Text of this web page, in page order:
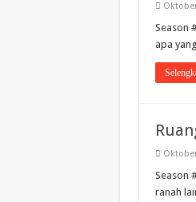
Season
apa
Season
ranah